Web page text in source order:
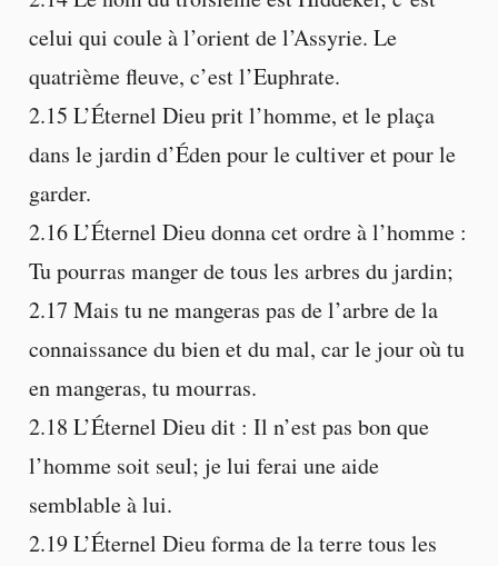
celui qui coule à l’orient de l’Assyrie. Le
quatrième fleuve, c’est l’Euphrate.
2.15 L’Éternel Dieu prit l’homme, et le plaça
dans le jardin d’Éden pour le cultiver et pour le
garder.
2.16 L’Éternel Dieu donna cet ordre à l’homme :
Tu pourras manger de tous les arbres du jardin;
2.17 Mais tu ne mangeras pas de l’arbre de la
connaissance du bien et du mal, car le jour où tu
en mangeras, tu mourras.
2.18 L’Éternel Dieu dit : Il n’est pas bon que
l’homme soit seul; je lui ferai une aide
semblable à lui.
2.19 L’Éternel Dieu forma de la terre tous les